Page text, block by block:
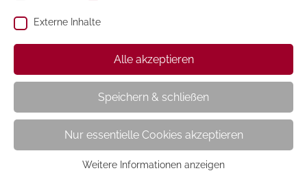
Bestellen Sie jetzt die kleine Wochenmappe zum
wöchentlichen Preis von nur 16,00 €uro.
Sie erhalten wöchentlich die Zeitschriften Bunte, Freizeit
Revue, Lisa und Stern, 14-tägig Freundin, Für Sie und
Auto Motor Sport sowie monatlich Mein schöner
Garten, Schöner Wohnen, 10 x jährlich Harper's Bazaar
und jeweils 6 x jährlich Vital und Petra.
Externe Inhalte
Alle akzeptieren
Speichern & schließen
Nur essentielle Cookies akzeptieren
Weitere Informationen anzeigen